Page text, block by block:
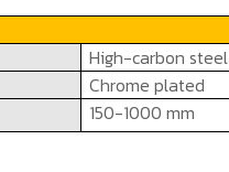
High-carbon steel
Chrome plated
150-1000 mm